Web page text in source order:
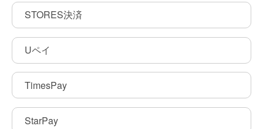
STORES決済
Uペイ
TimesPay
StarPay